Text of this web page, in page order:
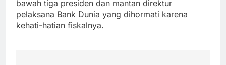
bawah tiga presiden dan mantan direktur
pelaksana Bank Dunia yang dihormati karena
kehati-hatian fiskalnya.